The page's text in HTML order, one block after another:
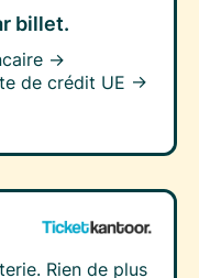
billet.
→
de crédit UE →
Rien de plus